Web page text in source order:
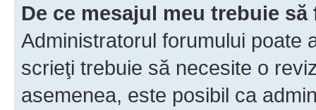
De ce mesajul meu trebuie
Administratorul forumului poate
scrieţi trebuie să necesite o
asemenea, este posibil ca